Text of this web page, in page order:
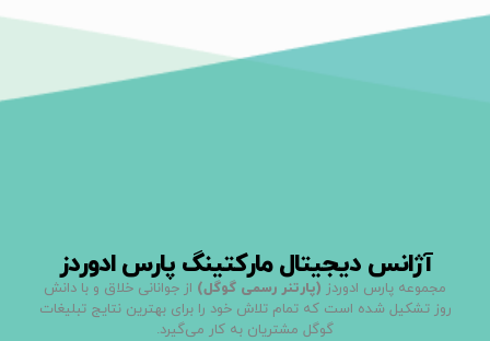
آژانس دیجیتال مارکتینگ پارس ادوردز
مجموعه پارس ادوردز (پارتنر رسمی گوگل) از جوانانی خلاق و با دانش
روز تشکیل شده است که تمام تلاش خود را برای بهترین نتایج تبلیغات
گوگل مشتریان به کار می‌گیرد.